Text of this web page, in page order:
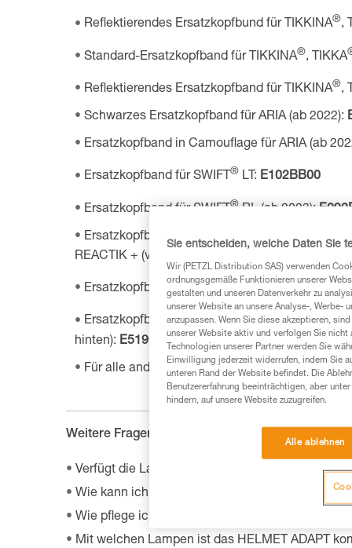
Reflektierendes Ersatzkopfbund für TIKKINA®,
Standard-Ersatzkopfband für TIKKINA®, TIKKA
Reflektierendes Ersatzkopfband für TIKKINA®,
Schwarzes Ersatzkopfband für ARIA (ab 2022):
Ersatzkopfband in Camouflage für ARIA (ab
Ersatzkopfband für SWIFT® LT: E102BB00
Ersatzkopfband für SWIFT® RL (ab 2023):
Ersatzkopfband für SWIFT RL (von 2019 bis
REACTIK + (von 2016 bis 2019):
Ersatzkopfband für NAO®RL:E105CA00
Ersatzkopfband für DUO et ULTRA®(geliefert
hinten): E51999
Für alle anderen Lampen:E04999
Weitere Fragen :
Verfügt die Lampe bei Kälte über die gleichen
Wie kann ich das Modell und das Alter meiner
Wie pflege ich das Kopfband einer Stirnlampe?
Mit welchen Lampen ist das HELMET ADAPT
Sie entscheiden, welche Daten Sie
Wir (PETZL Distribution SAS) verwenden
ordnungsgemäße Funktionieren unserer
gestalten und unseren Datenverkehr zu
unserer Website an unsere Analyse-, Werbe-
anzupassen. Wenn Sie diese akzeptieren,
unserer Website aktiv und verfolgen Sie
Technologien unserer Partner werden Sie
Einwilligung jederzeit widerrufen, indem Sie
unteren Rand der Website befindet. Die
Benutzererfahrung beeinträchtigen, aber
hindern, auf unsere Website zuzugreifen.
Alle ablehnen